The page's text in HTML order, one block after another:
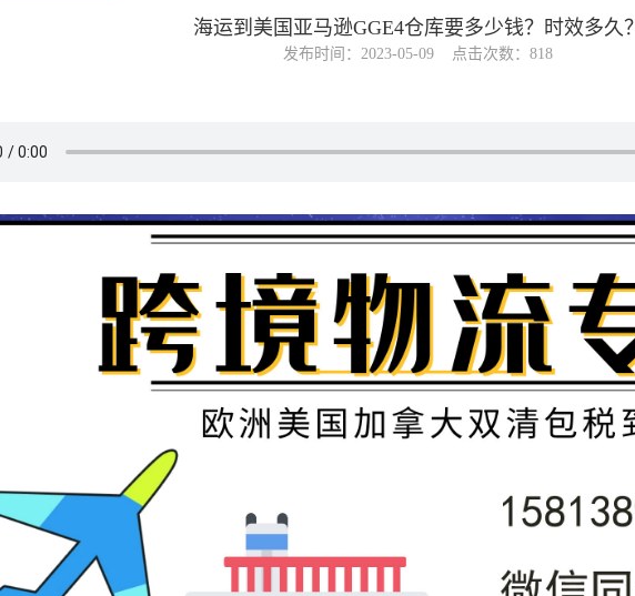
海运到美国亚马逊GGE4仓库要多少钱？时效多久？
发布时间：2023-05-09 点击次数：818